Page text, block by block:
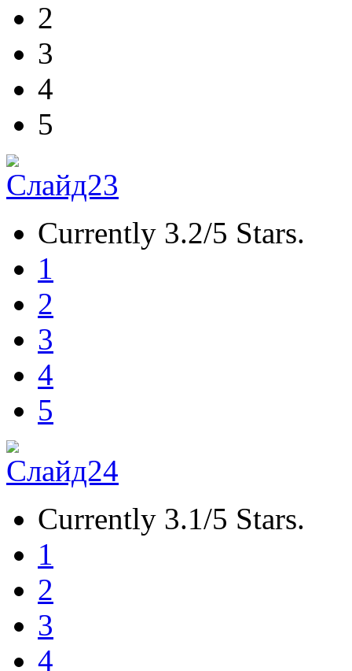
2
3
4
5
Currently 3.2/5 Stars.
1
2
3
4
5
Currently 3.1/5 Stars.
1
2
3
4